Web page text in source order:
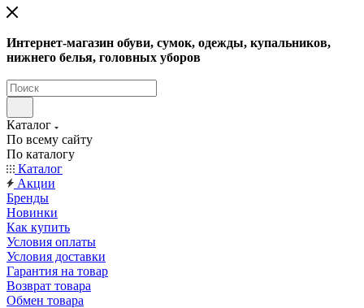
Интернет-магазин обуви, сумок, одежды, купальников,
нижнего белья, головных уборов
Каталог
По всему сайту
По каталогу
Каталог
Акции
Бренды
Новинки
Как купить
Условия оплаты
Условия доставки
Гарантия на товар
Возврат товара
Обмен товара